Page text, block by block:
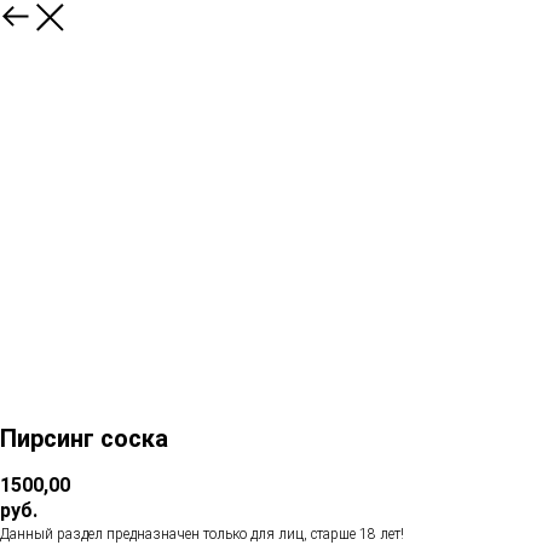
Пирсинг соска
1500,00
руб.
Данный раздел предназначен только для лиц, старше 18 лет!